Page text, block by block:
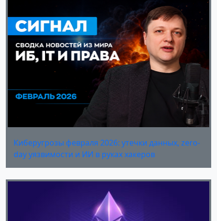
Киберугрозы февраля 2026: утечки данных, zero-
day уязвимости и ИИ в руках хакеров